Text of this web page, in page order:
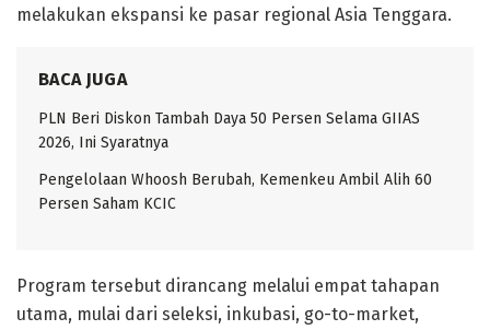
melakukan ekspansi ke pasar regional Asia Tenggara.
BACA JUGA
PLN Beri Diskon Tambah Daya 50 Persen Selama GIIAS
2026, Ini Syaratnya
Pengelolaan Whoosh Berubah, Kemenkeu Ambil Alih 60
Persen Saham KCIC
Program tersebut dirancang melalui empat tahapan
utama, mulai dari seleksi, inkubasi, go-to-market,